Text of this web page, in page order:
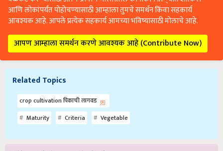
आवश्यक आहे. आपले प्रत्येक सहकार्य आमच्या भविष्यासाठी मोलाचे आहे.
आपण आम्हाला समर्थन करणे आवश्यक आहे (Contribute Now)
Maturity
Criteria Vegetable
Like this article?